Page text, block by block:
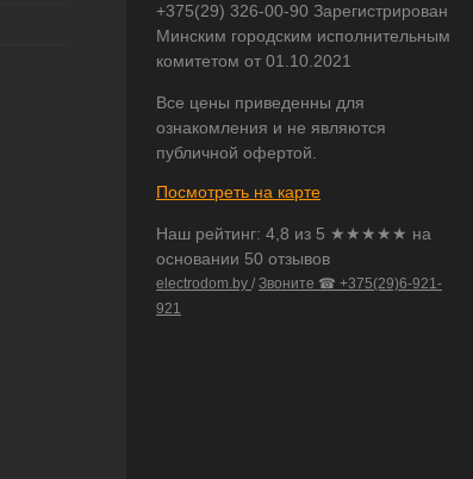
+375(29) 326-00-90 Зарегистрирован
Минским городским исполнительным
комитетом от 01.10.2021
Все цены приведенны для
ознакомления и не являются
публичной офертой.
Посмотреть на карте
Наш рейтинг: 4,8 из 5 ★★★★★ на
основании 50 отзывов
electrodom.by / Звоните ☎ +375(29)6-921-
921